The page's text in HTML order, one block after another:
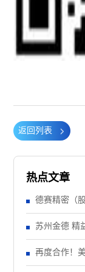
返回列表
热点文章
德赛精密（
精益注塑项
苏州金德 精
再度合作！